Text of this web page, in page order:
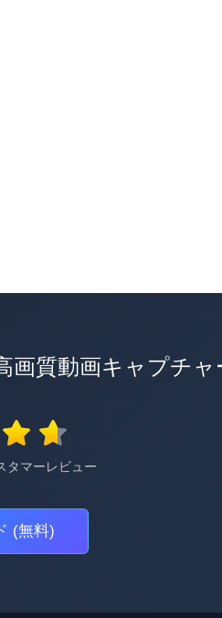
画質動画キャプチャ
タマーレビュー
(無料)